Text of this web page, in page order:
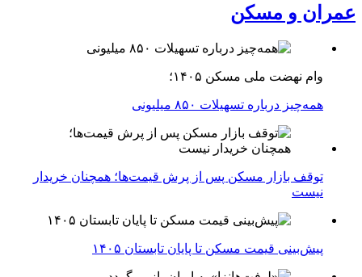
عمران و مسکن
وام نهضت ملی مسکن ۱۴۰۵؛
همه‌چیز درباره تسهیلات ۸۵۰ میلیونی
توقف بازار مسکن پس از پرش قیمت‌ها؛ همچنان خریدار
نیست
پیش‌بینی قیمت مسکن تا پایان تابستان ۱۴۰۵